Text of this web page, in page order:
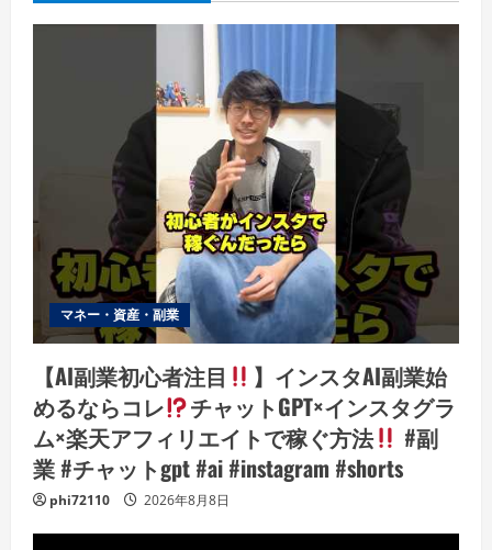
マネー・資産・副業
【AI副業初心者注目
】インスタAI副業始
めるならコレ
チャットGPT×インスタグラ
ム×楽天アフィリエイトで稼ぐ方法
#副
業 #チャットgpt #ai #instagram #shorts
phi72110 2026年8月8日